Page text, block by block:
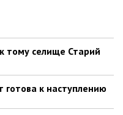
тому селище Старий
готова к наступлению